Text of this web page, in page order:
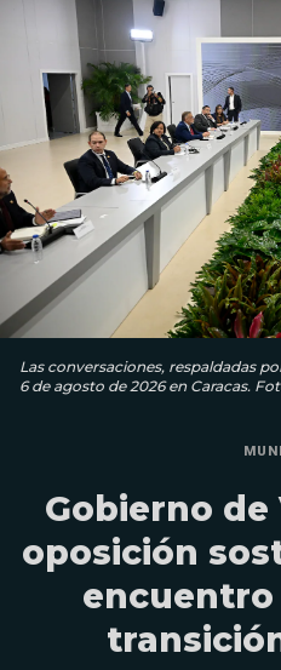
Las conversaciones, respaldadas
6 de agosto de 2026 en Caracas.
Gobierno de
oposición
encuentro